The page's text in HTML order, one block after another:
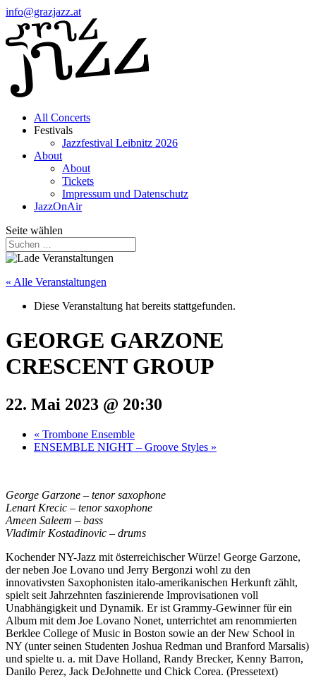
info@grazjazz.at
All Concerts
Festivals
Jazzfestival Leibnitz 2026
About
About
Tickets
Impressum und Datenschutz
JazzOnAir
Seite wählen
« Alle Veranstaltungen
Diese Veranstaltung hat bereits stattgefunden.
GEORGE GARZONE
CRESCENT GROUP
22. Mai 2023 @ 20:30
« Trombone Ensemble
ENSEMBLE NIGHT – Groove Styles »
George Garzone – tenor saxophone
Lenart Krecic – tenor saxophone
Ameen Saleem – bass
Vladimir Kostadinovic – drums
Kochender NY-Jazz mit österreichischer Würze! George Garzone,
der neben Joe Lovano und Jerry Bergonzi wohl zu den
innovativsten Saxophonisten italo-amerikanischen Herkunft zählt,
spielt seit Jahrzehnten faszinierende Improvisationen voll
Unabhängigkeit und Dynamik. Er ist Grammy-Gewinner für ein
Album mit dem Joe Lovano Nonet, unterrichtet am renommierten
Berklee College of Music in Boston sowie an der New School in
NY (unter seinen Studenten Joshua Redman und Branford Marsalis)
und spielte u. a. mit Dave Holland, Randy Brecker, Kenny Barron,
Danilo Perez, Jack DeJohnette und Chick Corea. (Pressetext)